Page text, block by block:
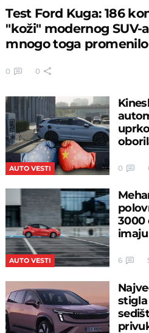
Test Ford Kuga: 186
"koži" modernog SUV-
mnogo toga promenilo
0 0
AUTO VESTI 0
AUTO VESTI
3000
6
stigla